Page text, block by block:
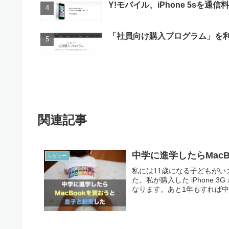
Y!モバイル、iPhone 5sを通信
「社員向け購入プログラム」
関連記事
レビュー 中学に進学したら
私には11歳になる子どもが
た。私が購入した iPhone
なります。あと1年もすれば